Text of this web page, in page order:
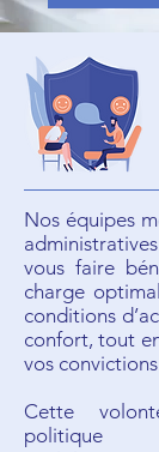
Nos équipes
vous faire
charge
conditions
confort, tout
vos
Cette
politique